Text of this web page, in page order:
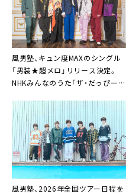
風男塾、キュン度MAXのシングル
「男装★超メロ」リリース決定。
NHKみんなのうた「ザ・だっぴー
風男塾、2026年全国ツアー日程を